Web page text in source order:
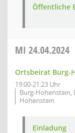
Öffentliche
MI 24.04.2024
Ortsbeirat Burg-
19:00-21:23 Uhr
Burg-Hohenstein,
Hohenstein
Einladung